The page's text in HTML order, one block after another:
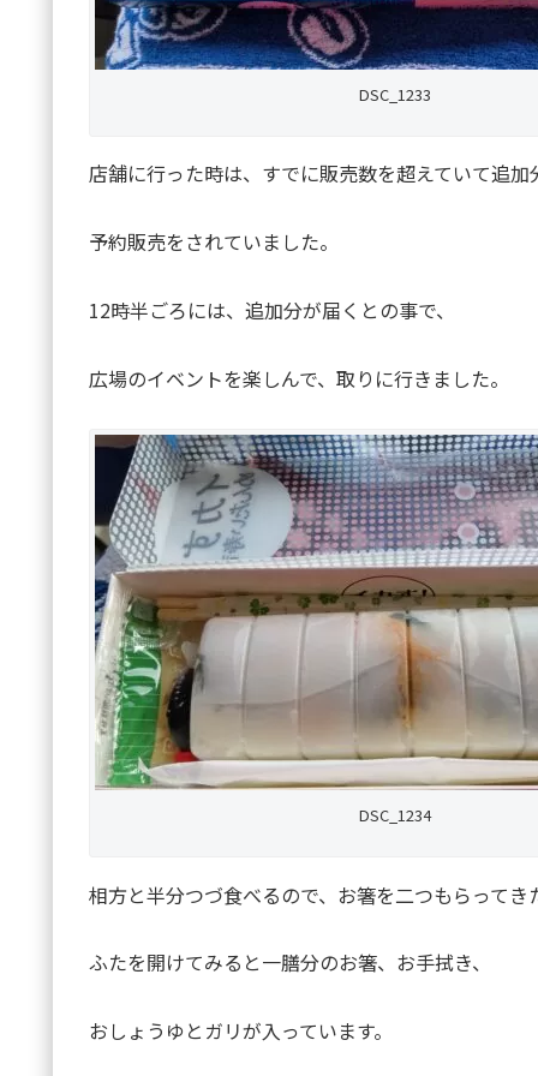
DSC_1233
店舗に行った時は、すでに販売数を超えていて追加
予約販売をされていました。
12時半ごろには、追加分が届くとの事で、
広場のイベントを楽しんで、取りに行きました。
DSC_1234
相方と半分つづ食べるので、お箸を二つもらってき
ふたを開けてみると一膳分のお箸、お手拭き、
おしょうゆとガリが入っています。